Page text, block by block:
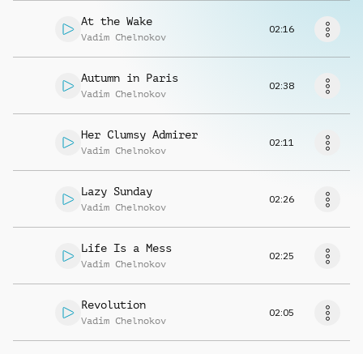
At the Wake
Vadim Chelnokov
02:16
Autumn in Paris
Vadim Chelnokov
02:38
Her Clumsy Admirer
Vadim Chelnokov
02:11
Lazy Sunday
Vadim Chelnokov
02:26
Life Is a Mess
Vadim Chelnokov
02:25
Revolution
Vadim Chelnokov
02:05